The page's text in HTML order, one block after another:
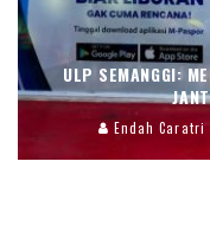
ULP SEMANGGI:
Endah Caratri